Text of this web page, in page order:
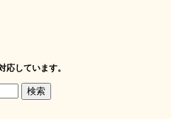
しています。